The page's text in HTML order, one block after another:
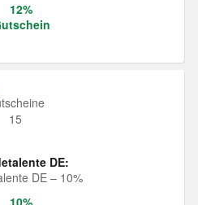
12%
DE:
DE – 10%
10%